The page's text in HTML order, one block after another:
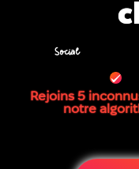
Social
Rejoins 5
notre